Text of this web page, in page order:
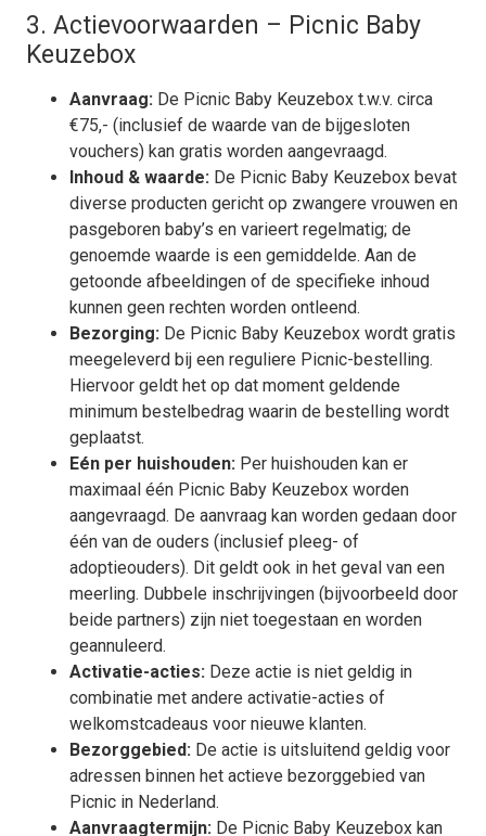
3. Actievoorwaarden – Picnic Baby
Keuzebox
Aanvraag: De Picnic Baby Keuzebox t.w.v. circa
€75,- (inclusief de waarde van de bijgesloten
vouchers) kan gratis worden aangevraagd.
Inhoud & waarde: De Picnic Baby Keuzebox bevat
diverse producten gericht op zwangere vrouwen en
pasgeboren baby’s en varieert regelmatig; de
genoemde waarde is een gemiddelde. Aan de
getoonde afbeeldingen of de specifieke inhoud
kunnen geen rechten worden ontleend.
Bezorging: De Picnic Baby Keuzebox wordt gratis
meegeleverd bij een reguliere Picnic-bestelling.
Hiervoor geldt het op dat moment geldende
minimum bestelbedrag waarin de bestelling wordt
geplaatst.
Eén per huishouden: Per huishouden kan er
maximaal één Picnic Baby Keuzebox worden
aangevraagd. De aanvraag kan worden gedaan door
één van de ouders (inclusief pleeg- of
adoptieouders). Dit geldt ook in het geval van een
meerling. Dubbele inschrijvingen (bijvoorbeeld door
beide partners) zijn niet toegestaan en worden
geannuleerd.
Activatie-acties: Deze actie is niet geldig in
combinatie met andere activatie-acties of
welkomstcadeaus voor nieuwe klanten.
Bezorggebied: De actie is uitsluitend geldig voor
adressen binnen het actieve bezorggebied van
Picnic in Nederland.
Aanvraagtermijn: De Picnic Baby Keuzebox kan